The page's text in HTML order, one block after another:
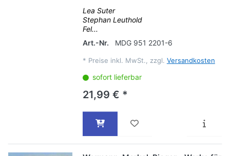
Lea Suter
Stephan Leuthold
Fel...
Art.-Nr.
MDG 951 2201-6
* Preise inkl. MwSt., zzgl. Versandkosten
sofort lieferbar
21,99 € *